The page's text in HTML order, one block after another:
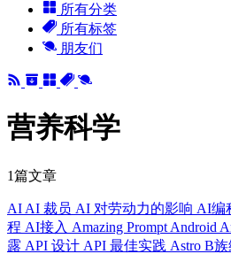
所有分类
所有标签
朋友们
营养科学
1篇文章
AI AI 裁员 AI 对劳动力的影响 AI编
程 AI接入 Amazing Prompt Android
露 API 设计 API 最佳实践 Astro B族